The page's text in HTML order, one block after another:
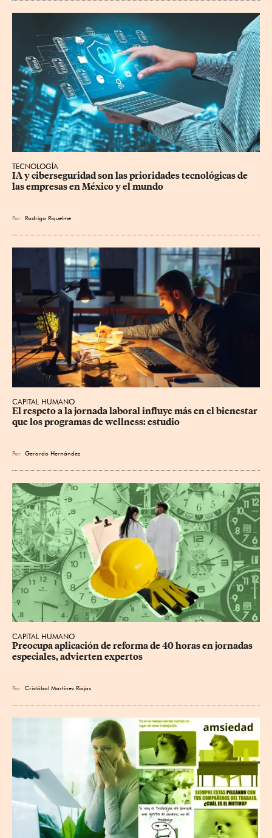
TECNOLOGÍA
IA y ciberseguridad son las prioridades tecnológicas de
las empresas en México y el mundo
Por Rodrigo Riquelme
CAPITAL HUMANO
El respeto a la jornada laboral influye más en el bienestar
que los programas de wellness: estudio
Por Gerardo Hernández
CAPITAL HUMANO
Preocupa aplicación de reforma de 40 horas en jornadas
especiales, advierten expertos
Por Cristóbal Martínez Riojas